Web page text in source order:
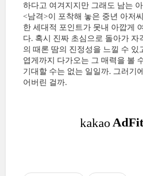
하다고 여겨지지만 그래도 남는
<남격>이 포착해 놓은 중년 아저
한 세대적 포인트가 못내 아깝게
다. 혹시 진짜 초심으로 돌아가 자
의 때론 땀의 진정성을 느낄 수 있
엽게까지 다가오는 그 매력을 볼
기대할 수는 없는 일일까. 그러기
어버린 걸까.